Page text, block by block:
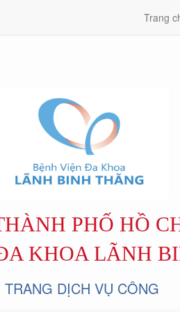
Trang
PHỐ HỒ
KHOA LÃNH
TRANG DỊCH VỤ CÔNG